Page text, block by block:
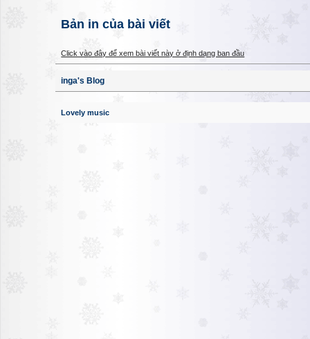
Bản in của bài viết
Click vào đây để xem bài viết này ở định dạng ban đầu
inga's Blog
Lovely music